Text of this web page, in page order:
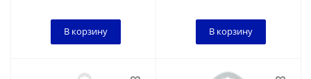
В корзину В корзину